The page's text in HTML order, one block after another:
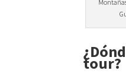
tour?